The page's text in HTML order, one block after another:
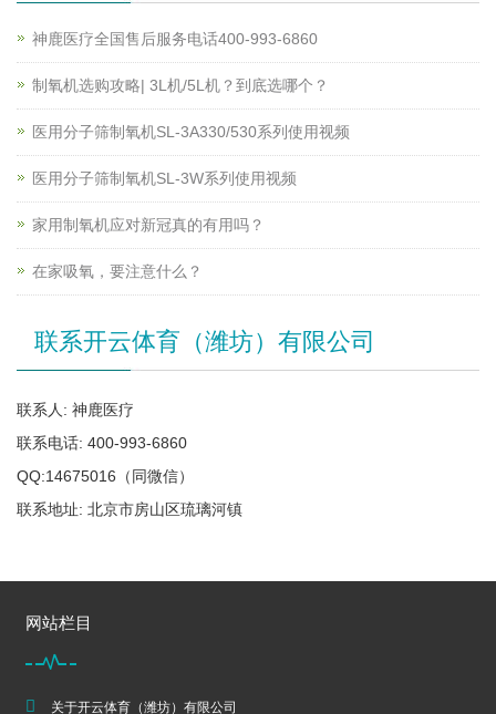
神鹿医疗全国售后服务电话400-993-6860
制氧机选购攻略| 3L机/5L机？到底选哪个？
医用分子筛制氧机SL-3A330/530系列使用视频
医用分子筛制氧机SL-3W系列使用视频
家用制氧机应对新冠真的有用吗？
在家吸氧，要注意什么？
联系开云体育（潍坊）有限公司
联系人: 神鹿医疗
联系电话: 400-993-6860
QQ:14675016（同微信）
联系地址: 北京市房山区琉璃河镇
网站栏目
关于开云体育（潍坊）有限公司